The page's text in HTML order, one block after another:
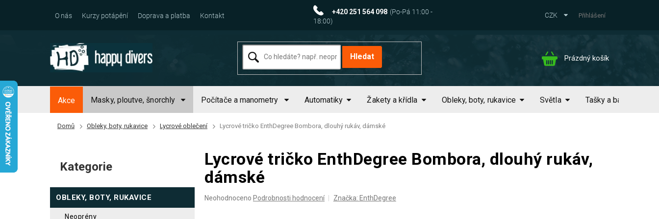
+420 251 564 098
O nás Kurzy potápění Doprava a platba Kontakt CZK Přihlášení
Hledat
Nákupní
Prázdný košík
Akce Masky, ploutve, šnorchly Počítače a manometry Automatiky Žakety a křídla Obleky, boty, rukavice Světla Tašky a batohy
Domů Obleky, boty, rukavice Lycrové oblečení Lycrové tričko EnthDegree Bombora, dlouhý rukáv, dámské
t
r
Přeskočit
kategorie
Kategorie
OBLEKY, BOTY, RUKAVICE
neoprény
Lycrové tričko EnthDegree Bombora, dlouhý rukáv,
dámské
Průměrné
Neohodnoceno Podrobnosti hodnocení Značka: EnthDegree